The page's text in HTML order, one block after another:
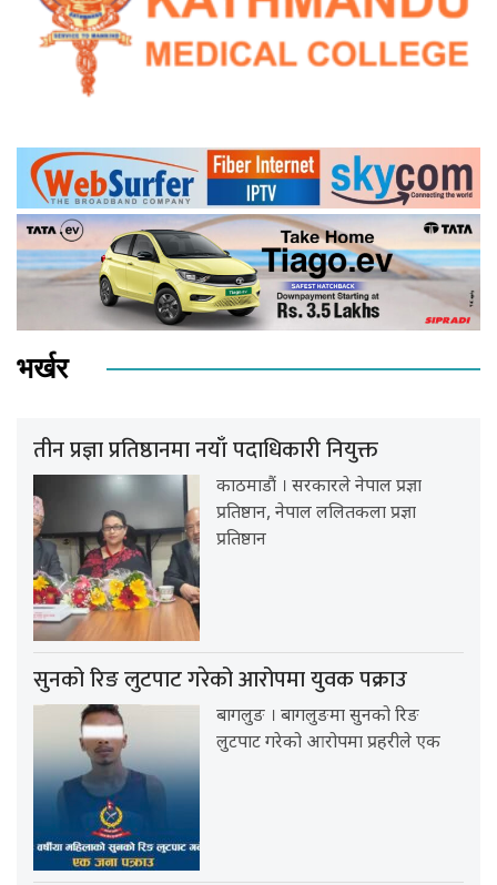
भर्खर
तीन प्रज्ञा प्रतिष्ठानमा नयाँ पदाधिकारी नियुक्त
काठमाडौं । सरकारले नेपाल प्रज्ञा
प्रतिष्ठान, नेपाल ललितकला प्रज्ञा
प्रतिष्ठान
सुनको रिङ लुटपाट गरेको आरोपमा युवक पक्राउ
बागलुङ । बागलुङमा सुनको रिङ
लुटपाट गरेको आरोपमा प्रहरीले एक